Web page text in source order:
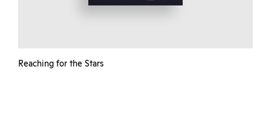
Reaching for the Stars